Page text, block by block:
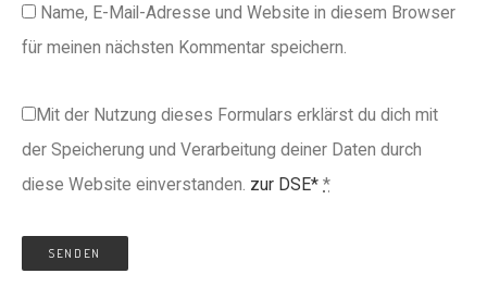
Name, E-Mail-Adresse und Website in diesem Browser
für meinen nächsten Kommentar speichern.
Mit der Nutzung dieses Formulars erklärst du dich mit
der Speicherung und Verarbeitung deiner Daten durch
diese Website einverstanden. zur DSE* *